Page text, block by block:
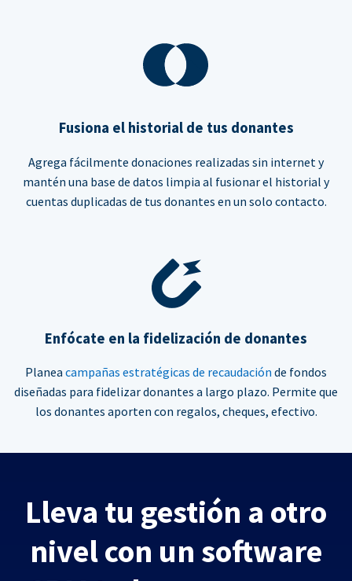
Fusiona el historial de tus donantes
Agrega fácilmente donaciones realizadas sin internet y
mantén una base de datos limpia al fusionar el historial y
cuentas duplicadas de tus donantes en un solo contacto.
Enfócate en la fidelización de donantes
Planea campañas estratégicas de recaudación de fondos
diseñadas para fidelizar donantes a largo plazo. Permite que
los donantes aporten con regalos, cheques, efectivo.
Lleva tu gestión a otro
nivel con un software